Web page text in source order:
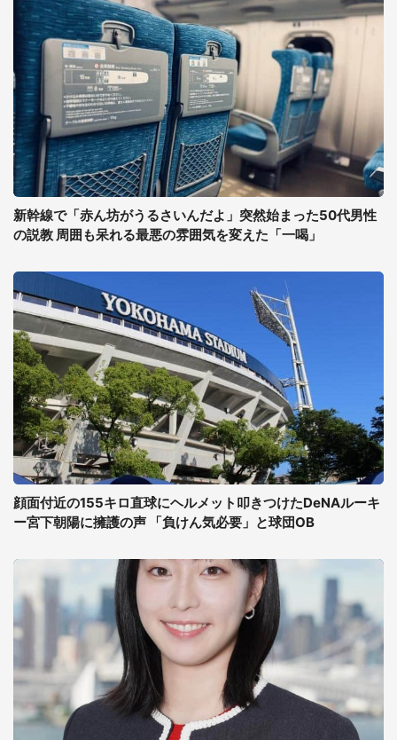
新幹線で「赤ん坊がうるさいんだよ」突然始まった50代男性
の説教 周囲も呆れる最悪の雰囲気を変えた「一喝」
顔面付近の155キロ直球にヘルメット叩きつけたDeNAルーキ
ー宮下朝陽に擁護の声 「負けん気必要」と球団OB